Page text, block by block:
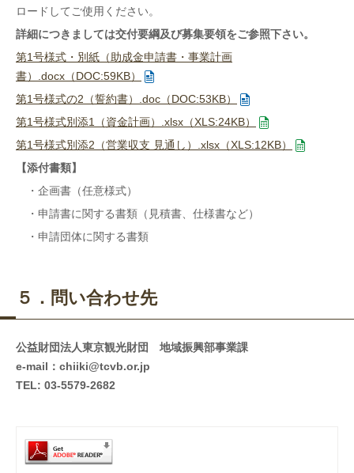
ロードしてご使用ください。
詳細につきましては交付要綱及び募集要領をご参照下さい。
第1号様式・別紙（助成金申請書・事業計画
書）.docx（DOC:59KB）
第1号様式の2（誓約書）.doc（DOC:53KB）
第1号様式別添1（資金計画）.xlsx（XLS:24KB）
第1号様式別添2（営業収支 見通し）.xlsx（XLS:12KB）
【添付書類】
・企画書（任意様式）
・申請書に関する書類（見積書、仕様書など）
・申請団体に関する書類
５．問い合わせ先
公益財団法人東京観光財団 地域振興部事業課
e-mail：chiiki@tcvb.or.jp
TEL: 03-5579-2682